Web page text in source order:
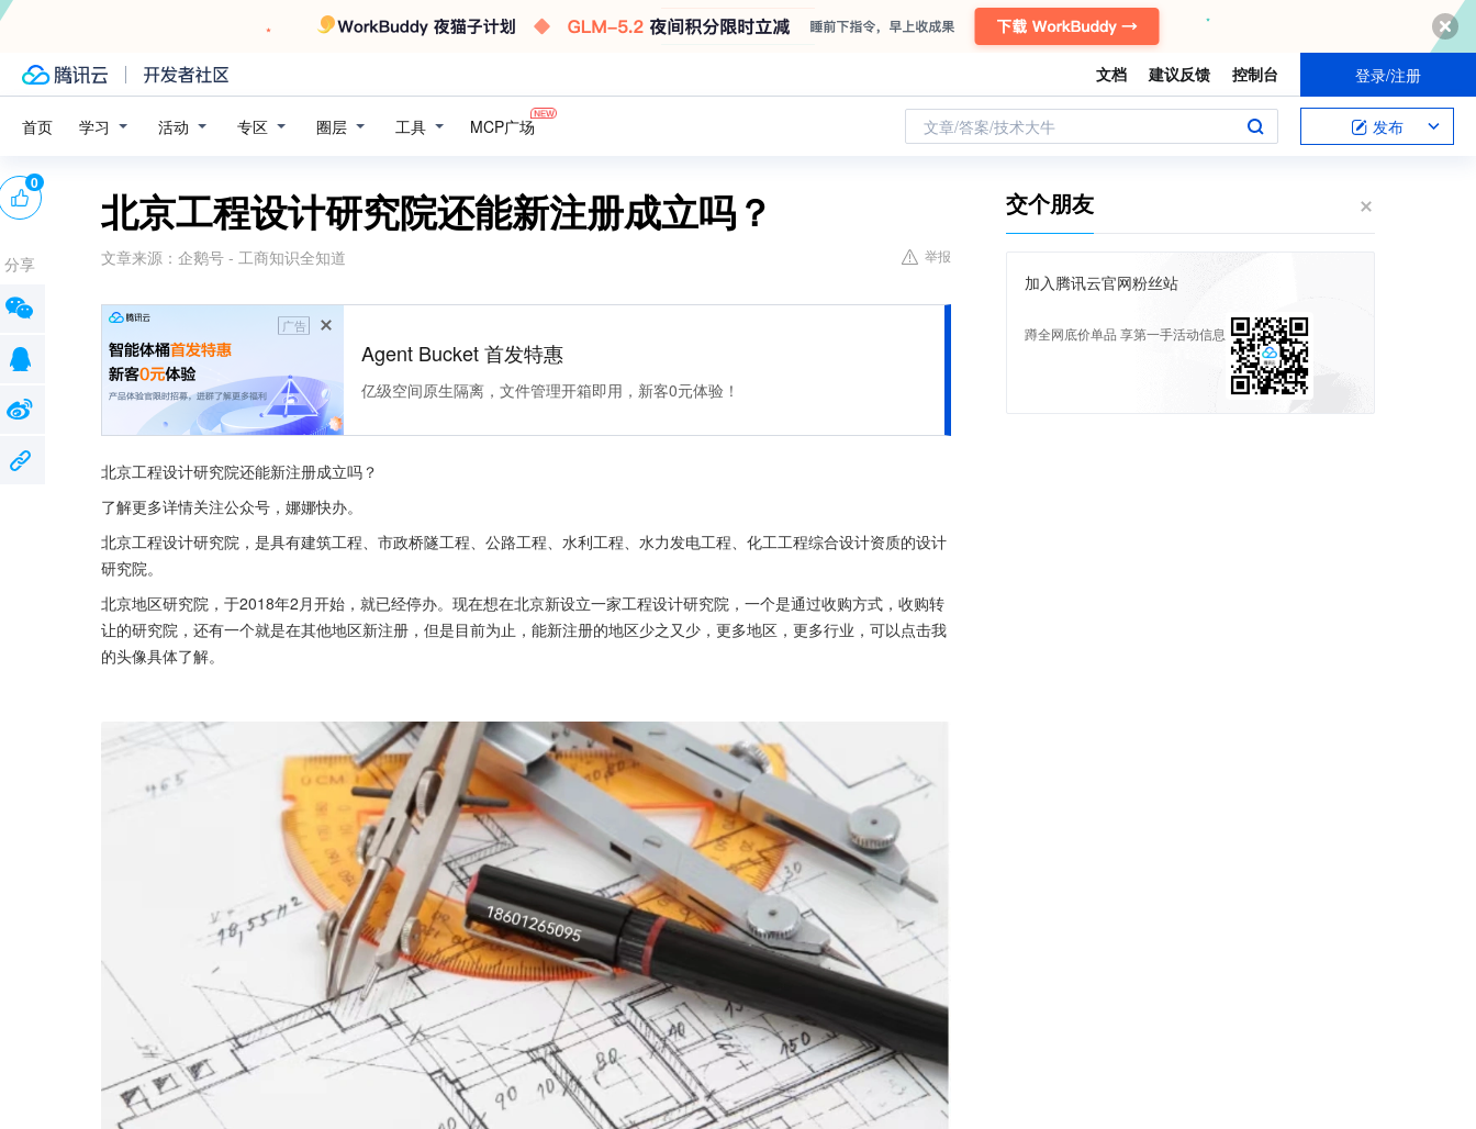
文档 建议反馈 控制台 登录/注册
首页 学习 活动 专区 圈层 工具 MCP广场 文章/答案/技术大牛 发布
北京工程设计研究院还能新注册成立吗？
文章来源： 企鹅号 - 工商知识全知道 举报
广告
Agent Bucket 首发特惠
亿级空间原生隔离，文件管理开箱即用，新客0元体验！
北京工程设计研究院还能新注册成立吗？
了解更多详情关注公众号，娜娜快办。
北京工程设计研究院，是具有建筑工程、市政桥隧工程、公路工程、水利工程、水力发电工程、化工工程综合设计资质的设计
研究院。
北京地区研究院，于2018年2月开始，就已经停办。现在想在北京新设立一家工程设计研究院，一个是通过收购方式，收购转
让的研究院，还有一个就是在其他地区新注册，但是目前为止，能新注册的地区少之又少，更多地区，更多行业，可以点击我
的头像具体了解。
0
分享
交个朋友
加入腾讯云官网粉丝站
蹲全网底价单品 享第一手活动信息